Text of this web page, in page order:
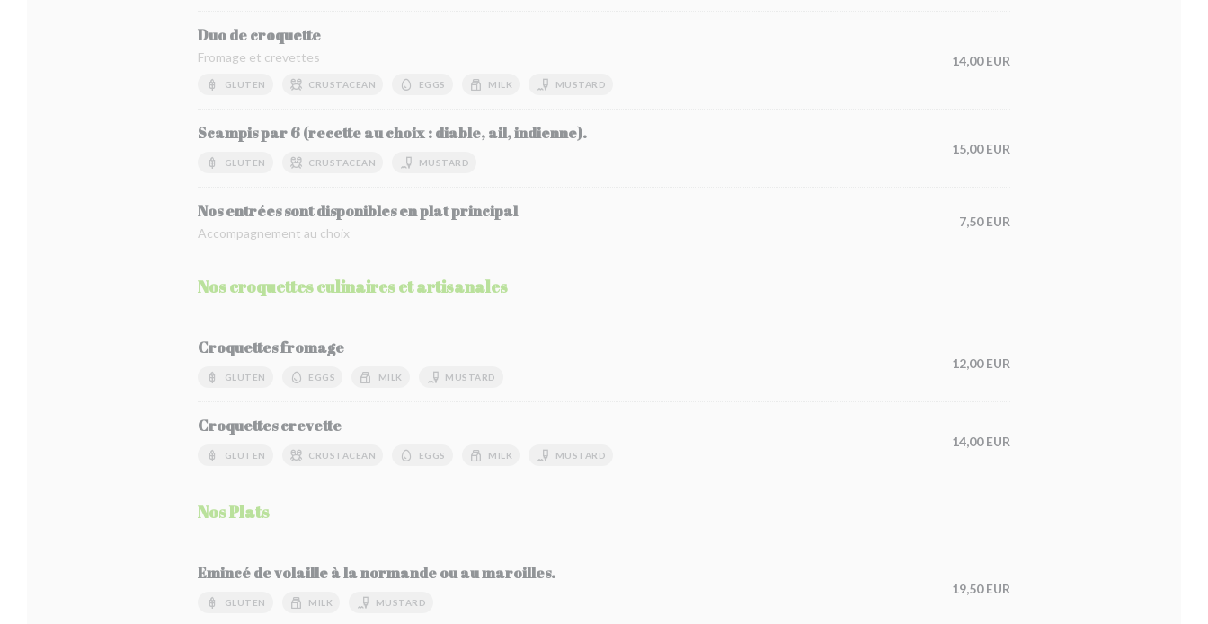
Duo de croquette
Fromage et crevettes
GLUTEN CRUSTACEAN EGGS MILK MUSTARD
14,00 EUR
Scampis par 6 (recette au choix : diable, ail, indienne).
GLUTEN CRUSTACEAN MUSTARD
15,00 EUR
Nos entrées sont disponibles en plat principal
Accompagnement au choix
7,50 EUR
Nos croquettes culinaires et artisanales
Croquettes fromage
GLUTEN EGGS MILK MUSTARD
12,00 EUR
Croquettes crevette
GLUTEN CRUSTACEAN EGGS MILK MUSTARD
14,00 EUR
Nos Plats
Emincé de volaille à la normande ou au maroilles.
GLUTEN MILK MUSTARD
19,50 EUR